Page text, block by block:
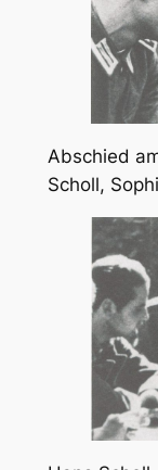
Abschied
Scholl,